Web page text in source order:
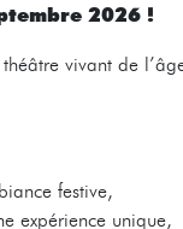
2026 !
vivant de
festive,
expérience unique,